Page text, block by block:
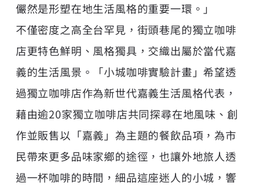
儼然是形塑在地生活風格的重要一環。」
不僅密度之高全台罕見，街頭巷尾的獨立咖啡
店更特色鮮明、風格獨具，交織出屬於當代嘉
義的生活風景。「小城咖啡實驗計畫」希望透
過獨立咖啡店作為新世代嘉義生活風格代表，
藉由逾20家獨立咖啡店共同探尋在地風味、創
作並販售以「嘉義」為主題的餐飲品項，為市
民帶來更多品味家鄉的途徑，也讓外地旅人透
過一杯咖啡的時間，細品這座迷人的小城，響